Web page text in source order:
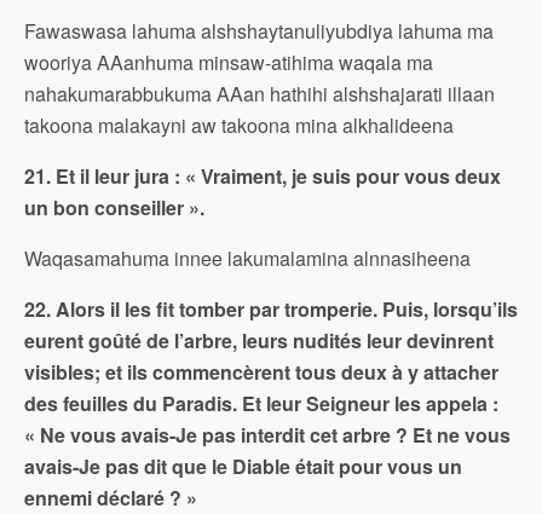
Fawaswasa lahuma alshshaytanuliyubdiya lahuma ma
wooriya AAanhuma minsaw-atihima waqala ma
nahakumarabbukuma AAan hathihi alshshajarati illaan
takoona malakayni aw takoona mina alkhalideena
21. Et il leur jura : « Vraiment, je suis pour vous deux
un bon conseiller ».
Waqasamahuma innee lakumalamina alnnasiheena
22. Alors il les fit tomber par tromperie. Puis, lorsqu’ils
eurent goûté de l’arbre, leurs nudités leur devinrent
visibles; et ils commencèrent tous deux à y attacher
des feuilles du Paradis. Et leur Seigneur les appela :
« Ne vous avais-Je pas interdit cet arbre ? Et ne vous
avais-Je pas dit que le Diable était pour vous un
ennemi déclaré ? »